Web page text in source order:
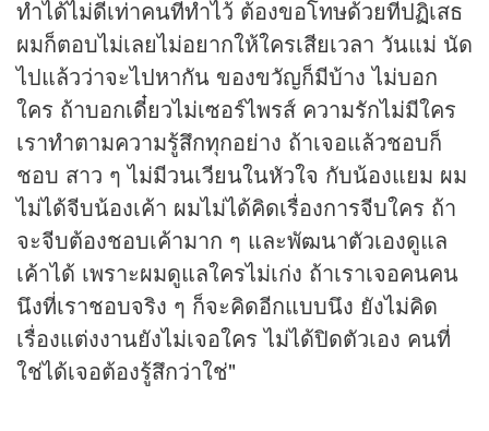
ทำได้ไม่ดีเท่าคนที่ทำไว้ ต้องขอโทษด้วยที่ปฏิเสธ
ผมก็ตอบไม่เลยไม่อยากให้ใครเสียเวลา วันแม่ นัด
ไปแล้วว่าจะไปหากัน ของขวัญก็มีบ้าง ไม่บอก
ใคร ถ้าบอกเดี๋ยวไม่เซอร์ไพรส์ ความรักไม่มีใคร
เราทำตามความรู้สึกทุกอย่าง ถ้าเจอแล้วชอบก็
ชอบ สาว ๆ ไม่มีวนเวียนในหัวใจ กับน้องแยม ผม
ไม่ได้จีบน้องเค้า ผมไม่ได้คิดเรื่องการจีบใคร ถ้า
จะจีบต้องชอบเค้ามาก ๆ และพัฒนาตัวเองดูแล
เค้าได้ เพราะผมดูแลใครไม่เก่ง ถ้าเราเจอคนคน
นึงที่เราชอบจริง ๆ ก็จะคิดอีกแบบนึง ยังไม่คิด
เรื่องแต่งงานยังไม่เจอใคร ไม่ได้ปิดตัวเอง คนที่
ใช่ได้เจอต้องรู้สึกว่าใช่"